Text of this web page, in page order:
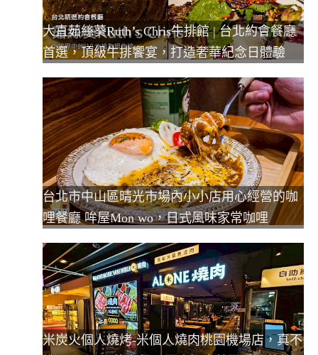
大直茹絲葵Ruth’s Chris牛排館 | 台北約會餐廳
首選，頂級牛排饗宴，打造奢華紀念日體驗
台北市中山區晴光市場內小小店用心經營的咖
哩餐廳 哞屋Mon wo，日式風味家常咖哩
米炭火個人燒烤-米個人燒肉桃園機場店，真不